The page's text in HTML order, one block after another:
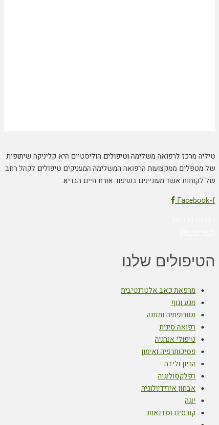
טיליה מרכז לרפואה משלימה וטיפולים הוליסטיים היא קליניקה שיתופית
של מטפלים ממקצועות הרפואה המשלימה המעניקים טיפולים לקהל רחב
של לקוחות אשר מעוניינים בשיפור אורח חיים הבריא.
Facebook-f
הטיפולים שלנו
מרפאת כאב אלטרנטיבית
מגע וגוף
נטורופתיה ותזונה
רפואה סינית
טיפולי אנרגיה
פסיכותרפיה ואימון
הריון ולידה
רפלקסולוגיה
אבחון אירידיולוגיה
יוגה
קורסים וסדנאות